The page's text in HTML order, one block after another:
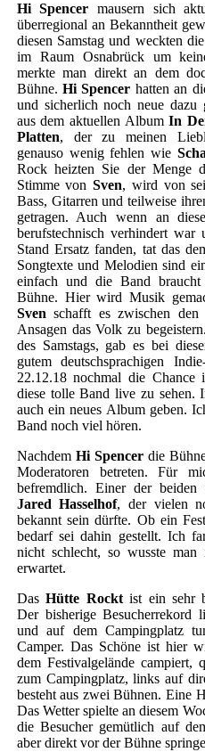
Hi Spencer mausern sich
überregional an Bekanntheit
diesen Samstag und weckten
im Raum Osnabrück um
merkte man direkt an dem
Bühne.Hi Spencer hatten an
und sicherlich noch neue dazu
aus dem aktuellen AlbumIn
Platten, der zu meinen
genauso wenig fehlen wie
Rock heizten Sie der Menge
Stimme vonSven, wird von
Bass, Gitarren und teilweise
getragen. Auch wenn an
berufstechnisch verhindert
Stand Ersatz fanden, tat das
Songtexte und Melodien sind
einfach und die Band
Bühne. Hier wird Musik
Svenschafft es zwischen
Ansagen das Volk zu
des Samstags, gab es bei
gutem deutschsprachigen
22.12.18 nochmal die Chance
diese tolle Band live zu sehen.
auch ein neues Album geben.
Band noch viel hören.
Nachdem Hi Spencer die
Moderatoren betreten. Für
befremdlich. Einer der
Jared Hasselhof, der vielen
bekannt sein dürfte. Ob ein
bedarf sei dahin gestellt. Ich
nicht schlecht, so wusste man
erwartet.
DasHütte Rocktist ein sehr
Der bisherige Besucherrekord
und auf dem Campingplatz
Camper. Das Schöne ist hier
dem Festivalgelände campiert,
zum Campingplatz, links auf
besteht aus zwei Bühnen. Eine
Das Wetter spielte an diesem
die Besucher gemütlich auf
aber direkt vor der Bühne